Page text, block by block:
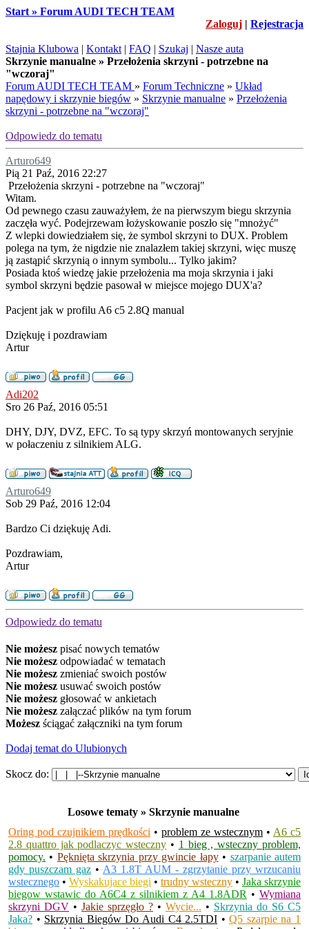
Start » Forum AUDI TECH TEAM
Zaloguj | Rejestracja
Stajnia Klubowa | Kontakt | FAQ | Szukaj | Nasze auta
Skrzynie manualne » Przełożenia skrzyni - potrzebne na
"wczoraj"
Forum AUDI TECH TEAM » Forum Techniczne » Układ
napędowy i skrzynie biegów » Skrzynie manualne » Przełożenia
skrzyni - potrzebne na "wczoraj"
Odpowiedz do tematu
Arturo649
Pią 21 Paź, 2016 22:27
Przełożenia skrzyni - potrzebne na "wczoraj"
Witam.
Od pewnego czasu zauważyłem, że na pierwszym biegu skrzynia
zaczęła wyć. Podejrzewam łożyskowanie poszło się "mnożyć"
Z wlepki dowiedziałem się, że symbol skrzyni to DUX. Problem
polega na tym, że nigdzie nie znalazłem takiej skrzyni, więc muszę
ją zastąpić skrzynią o innym symbolu... Tylko jakim?
Posiada ktoś wiedzę jakie przełożenia ma moja skrzynia i jaki
symbol skrzyni będzie pasował w miejsce mojego DUX'a?
Pacjent jak w profilu A6 c5 2.8Q manual
Dziękuję i pozdrawiam
Artur
Adi202
Sro 26 Paź, 2016 05:51
DHY, DJY, DVZ, EFC. To są typy skrzyń montowanych seryjnie
w połaczeniu z silnikiem ALG.
Arturo649
Sob 29 Paź, 2016 12:04
Bardzo Ci dziękuję Adi.
Pozdrawiam,
Artur
Odpowiedz do tematu
Nie możesz pisać nowych tematów
Nie możesz odpowiadać w tematach
Nie możesz zmieniać swoich postów
Nie możesz usuwać swoich postów
Nie możesz głosować w ankietach
Nie możesz załączać plików na tym forum
Możesz ściągać załączniki na tym forum
Dodaj temat do Ulubionych
Skocz do:
Losowe tematy » Skrzynie manualne
Oring pod czujnikiem prędkości • problem ze wstecznym • A6 c5
2.8 quattro jak podlaczyc wsteczny • 1 bieg , wsteczny problem,
pomocy. • Pęknięta skrzynia przy gwincie łapy• szarpanie autem
gdy puszczam gaz • A3 1.8T AUM - zgrzytanie przy wrzucaniu
wstecznego • Wyskakujace biegi • trudny wsteczny • Jaka skrzynie
biegow wstawic do A6C4 z silnikiem z A4 1.8ADR • Wymiana
skrzyni DGV • Jakie sprzęgło ? • Wycie... • Skrzynia do S6 C5
Jaka? • Skrzynia Biegów Do Audi C4 2.5TDI •Q5 szarpie na 1